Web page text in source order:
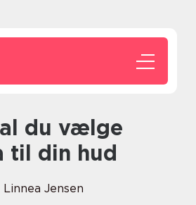
til din hud
Linnea Jensen